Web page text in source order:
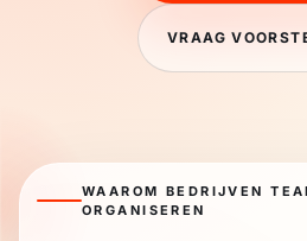
VRAAG
WAAROM BEDRIJVEN
ORGANISEREN